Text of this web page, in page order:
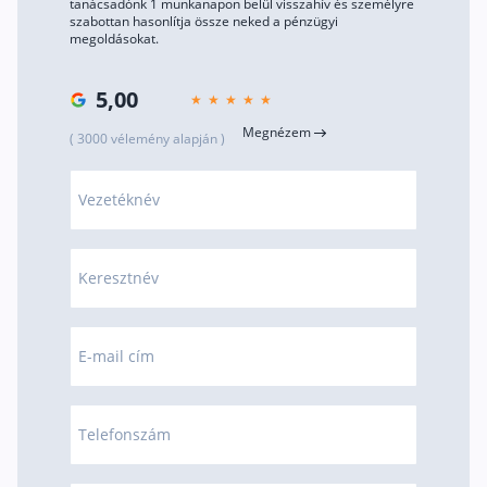
Rólunk
szabottan hasonlítja össze neked a pénzügyi
megoldásokat.
5,00
( 3000 vélemény alapján ) Megnézem
Vezetéknév
Keresztnév
E-mail cím
Telefonszám